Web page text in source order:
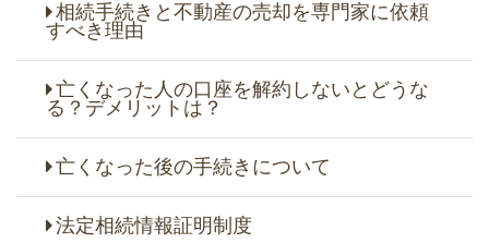
相続手続きと不動産の売却を専門家に依頼
すべき理由
亡くなった人の口座を解約しないとどうな
る？デメリットは？
亡くなった後の手続きについて
法定相続情報証明制度